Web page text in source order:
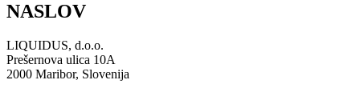
NASLOV
LIQUIDUS, d.o.o.
Prešernova ulica 10A
2000 Maribor, Slovenija